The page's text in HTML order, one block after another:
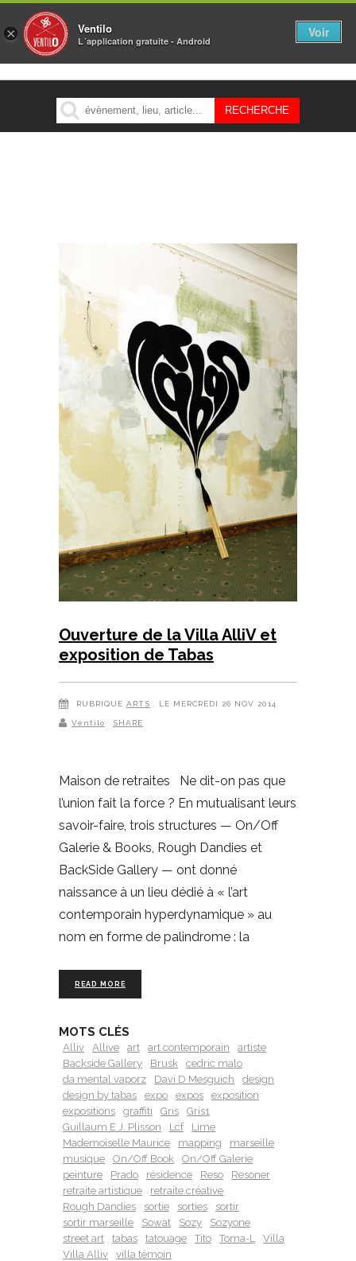
MENU
Ouverture de la Villa AlliV et
exposition de Tabas
RUBRIQUE ARTS , LE MERCREDI 26 NOV 2014
Ventilo SHARE
Maison de retraites Ne dit-on pas que
l’union fait la force ? En mutualisant leurs
savoir-faire, trois structures — On/Off
Galerie & Books, Rough Dandies et
BackSide Gallery — ont donné
naissance à un lieu dédié à « l’art
contemporain hyperdynamique » au
nom en forme de palindrome : la
READ MORE
MOTS CLÉS
Alliv Allive art art contemporain
artiste
Backside Gallery
Brusk
cedric malo
da mental vaporz
Davi D Mesguich
design
design by tabas
expo expos
exposition
expositions
graffiti Gris
Gris1
Guillaum E J. Plisson
Lcf
Lime
Mademoiselle Maurice
mapping
marseille
musique
On/Off Book
On/Off Galerie
peinture
Prado résidence Reso
Resoner
retraite artistique
retraite créative
Rough Dandies
sortie sorties
sortir
sortir marseille
Sowat Sozy
Sozyone
street art
tabas tatouage Tito Toma-L
Villa
Villa Alliv
villa témoin
× Ventilo
L´application gratuite - Android
Voir